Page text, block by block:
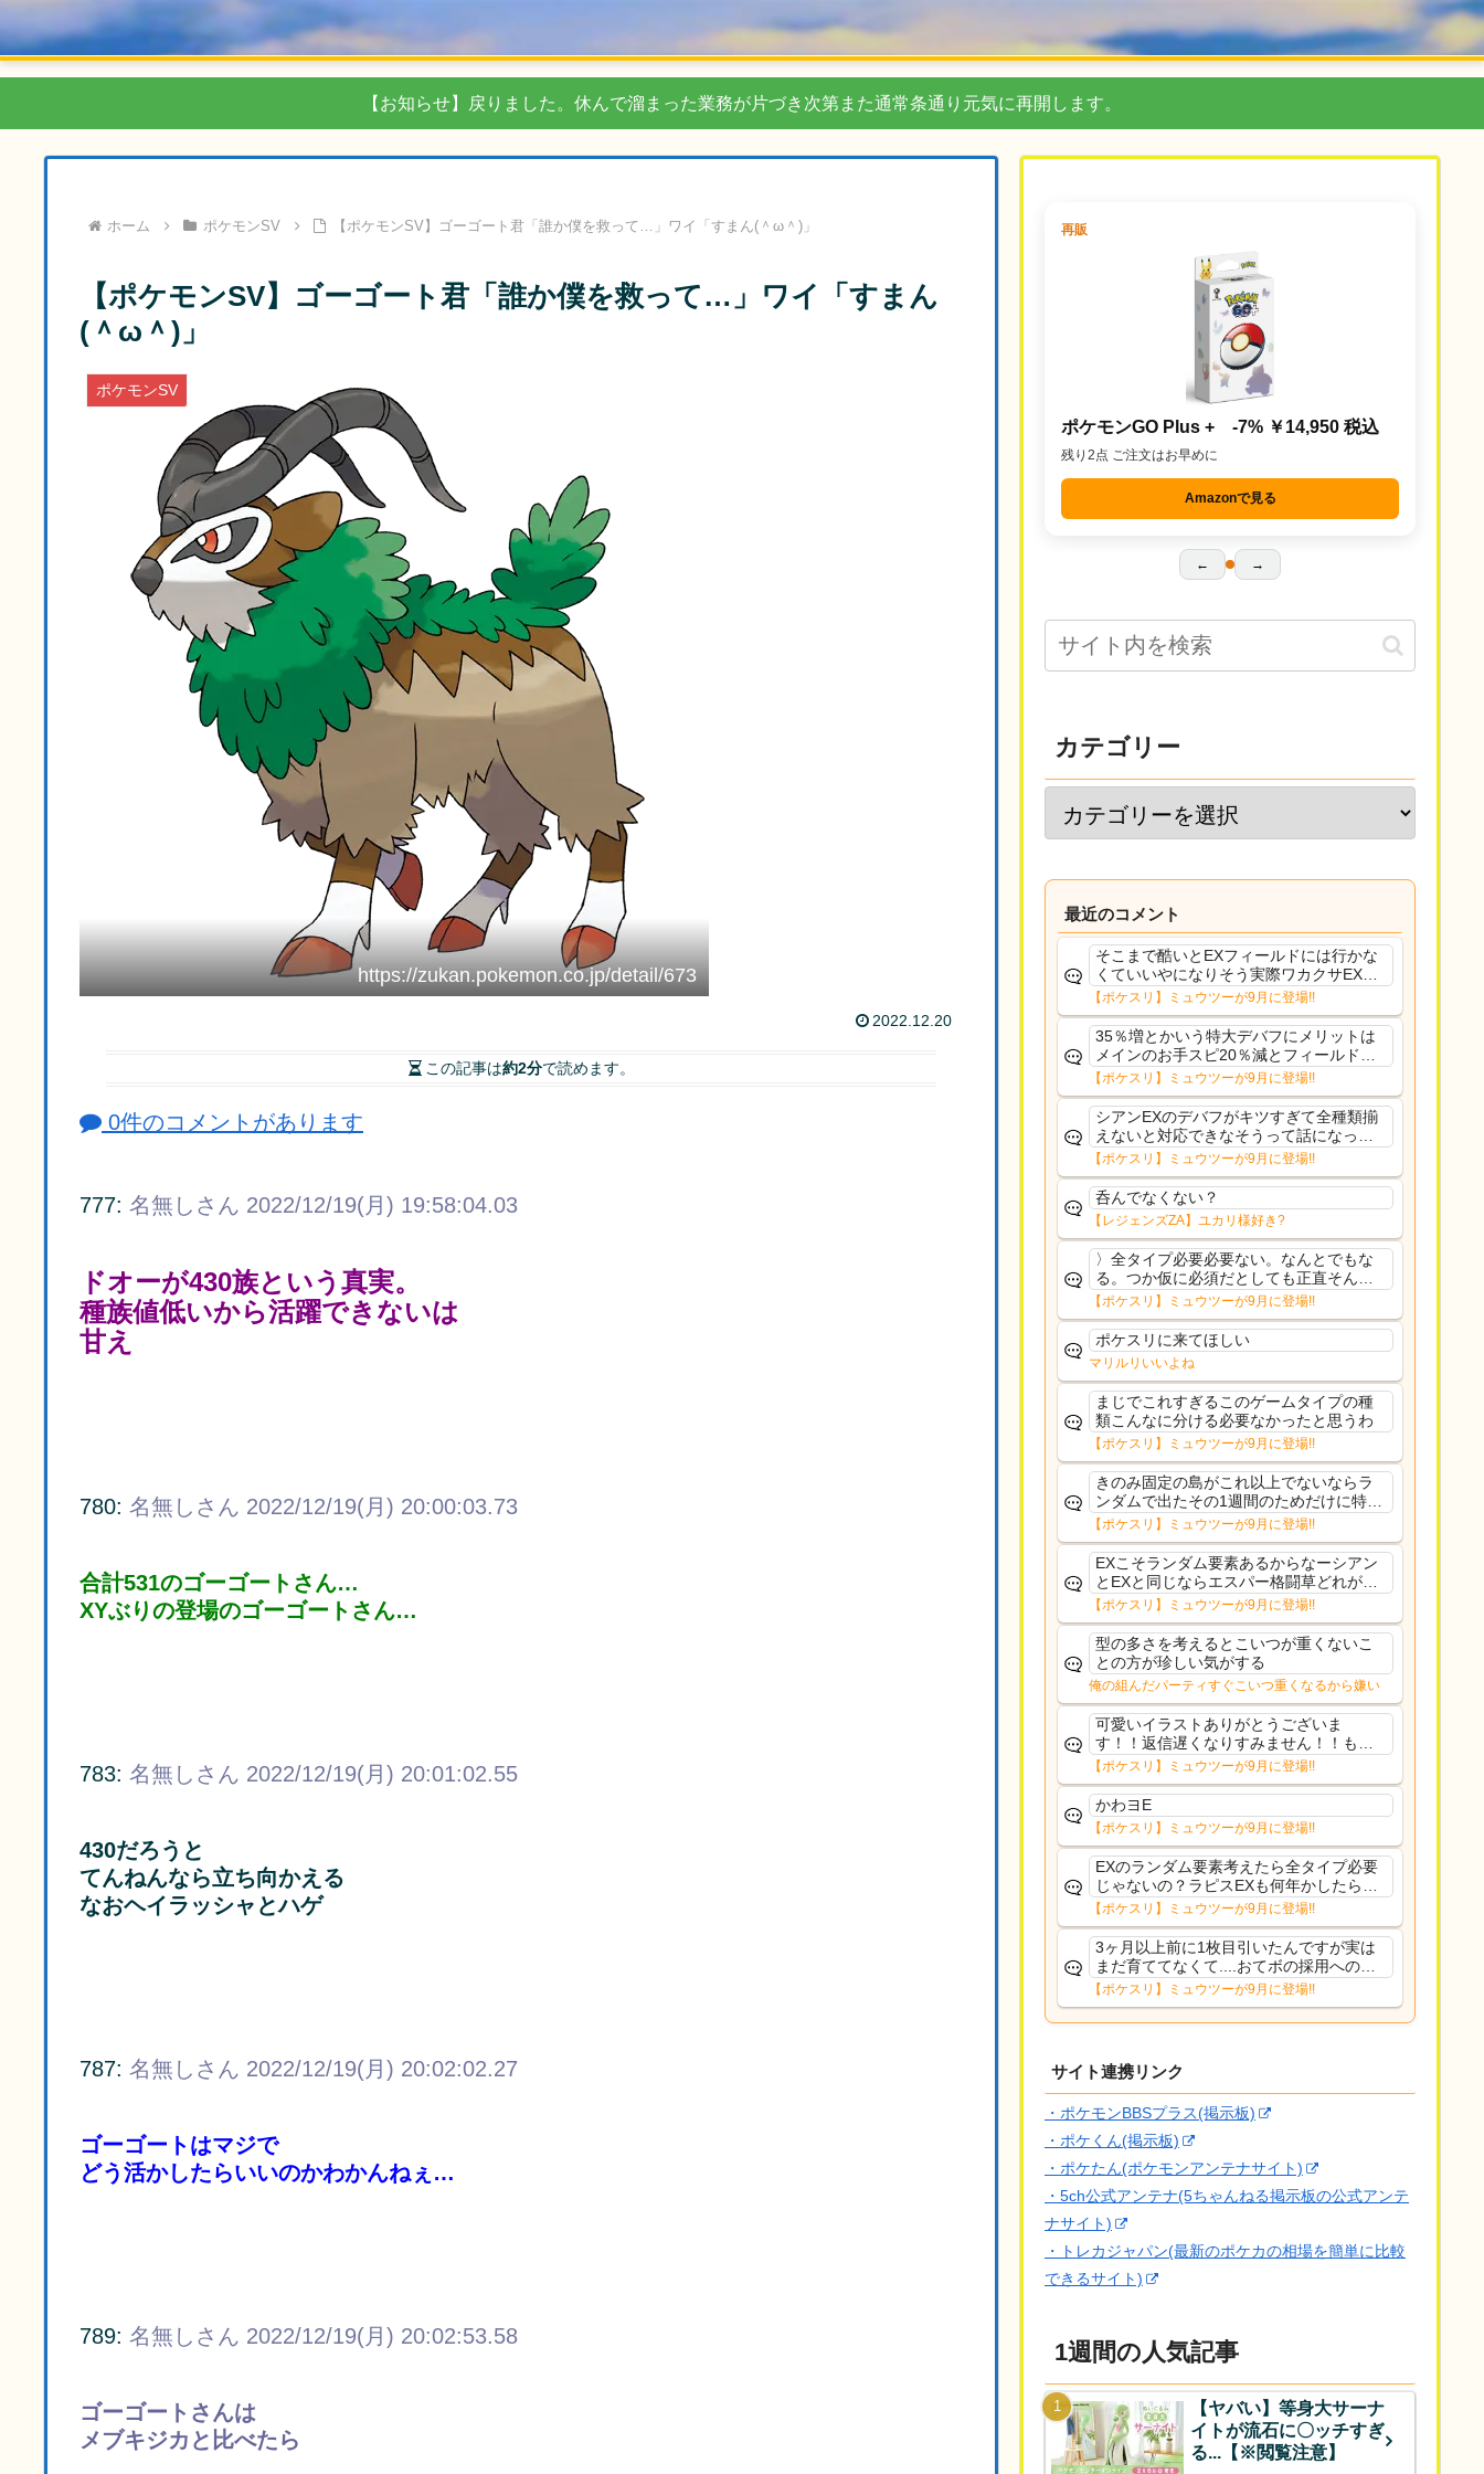
【お知らせ】戻りました。休んで溜まった業務が片づき次第また通常条通り元気に再開します。
ホーム ポケモンSV 【ポケモンSV】ゴーゴート君「誰か僕を救って…」ワイ「すまん(＾ω＾)」
【ポケモンSV】ゴーゴート君「誰か僕を救って…」ワイ「すまん
(＾ω＾)」
ポケモンSV
https://zukan.pokemon.co.jp/detail/673
2022.12.20
この記事は約2分で読めます。
0件のコメントがあります
777: 名無しさん 2022/12/19(月) 19:58:04.03
ドオーが430族という真実。
種族値低いから活躍できないは
甘え
780: 名無しさん 2022/12/19(月) 20:00:03.73
合計531のゴーゴートさん…
XYぶりの登場のゴーゴートさん…
783: 名無しさん 2022/12/19(月) 20:01:02.55
430だろうと
てんねんなら立ち向かえる
なおヘイラッシャとハゲ
787: 名無しさん 2022/12/19(月) 20:02:02.27
ゴーゴートはマジで
どう活かしたらいいのかわかんねぇ…
789: 名無しさん 2022/12/19(月) 20:02:53.58
ゴーゴートさんは
メブキジカと比べたら
再販
ポケモンGO Plus + -7% ￥14,950 税込
残り2点 ご注文はお早めに
Amazonで見る
← →
カテゴリー
最近のコメント
そこまで酷いとEXフィールドには行かな
くていいやになりそう実際ワカクサEXで
さえあんまり行ってないや
【ポケスリ】ミュウツーが9月に登場!!
35％増とかいう特大デバフにメリットは
メインのお手スピ20％減とフィールド効
果のみフェアリーノーマルとか引いたら
まともに料理も作れないし終わり控えめ
に言ってカス
【ポケスリ】ミュウツーが9月に登場!!
シアンEXのデバフがキツすぎて全種類揃
えないと対応できなそうって話になって
るわ
【ポケスリ】ミュウツーが9月に登場!!
呑んでなくない？
【レジェンズZA】ユカリ様好き?
〉全タイプ必要必要ない。なんとでもな
る。つか仮に必須だとしても正直そんな
もんに付き合う気は無い。運営は時間の
リソースを甘く見すぎなのよ。ポケスリ
やったことないやろうなと思ってる。〉
ラピスEX最短二年後...
【ポケスリ】ミュウツーが9月に登場!!
ポケスリに来てほしい
マリルリいいよね
まじでこれすぎるこのゲームタイプの種
類こんなに分ける必要なかったと思うわ
【ポケスリ】ミュウツーが9月に登場!!
きのみ固定の島がこれ以上でないならラ
ンダムで出たその1週間のためだけに特定
のタイプにリソース割くのなんだかむな
しい気がするわ出番がないってわけじゃ
ないから無駄ではないんだけど
【ポケスリ】ミュウツーが9月に登場!!
EXこそランダム要素あるからなーシアン
とEXと同じならエスパー格闘草どれが事
前に来るか分からんから、積む必要があ
るミュウツーは使いにくくね？って思っ
た
【ポケスリ】ミュウツーが9月に登場!!
型の多さを考えるとこいつが重くないこ
との方が珍しい気がする
俺の組んだパーティすぐこいつ重くなるから嫌い
可愛いイラストありがとうございま
す！！返信遅くなりすみません！！もう
少ししたら通常再開できます！
【ポケスリ】ミュウツーが9月に登場!!
かわヨE
【ポケスリ】ミュウツーが9月に登場!!
EXのランダム要素考えたら全タイプ必要
じゃないの？ラピスEXも何年かしたら来
るだろうし後から厳選したい育てたいっ
て思ってもどうにもならないのがこのゲ
ームだしな
【ポケスリ】ミュウツーが9月に登場!!
3ヶ月以上前に1枚目引いたんですが実は
まだ育ててなくて....おてボの採用への影
響は勉強になります。ありがとうござい
ますオイルはだいぶ強めのABBレントラ
ーいて芋の方が不安なんで1枚目にしよう
【ポケスリ】ミュウツーが9月に登場!!
サイト連携リンク
・ポケモンBBSプラス(掲示板)
・ポケくん(掲示板)
・ポケたん(ポケモンアンテナサイト)
・5ch公式アンテナ(5ちゃんねる掲示板の公式アンテ
ナサイト)
・トレカジャパン(最新のポケカの相場を簡単に比較
できるサイト)
1週間の人気記事
【ヤバい】等身大サーナ
イトが流石に〇ッチすぎ
る...【※閲覧注意】